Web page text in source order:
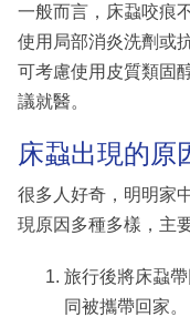
一般而言，床蝨咬痕
使用局部消炎洗劑或
可考慮使用皮質類固
議就醫。
床蝨出現的原
很多人好奇，明明家
現原因多種多樣，主
旅行後將床蝨
同被攜帶回家。